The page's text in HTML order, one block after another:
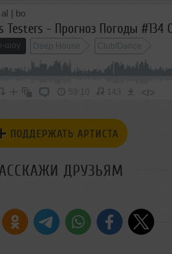
al | bo
шоу Deep House Club/Dance
59:10 143 </>
ПОДДЕРЖАТЬ АРТИСТА
ДРУЗЬЯМ